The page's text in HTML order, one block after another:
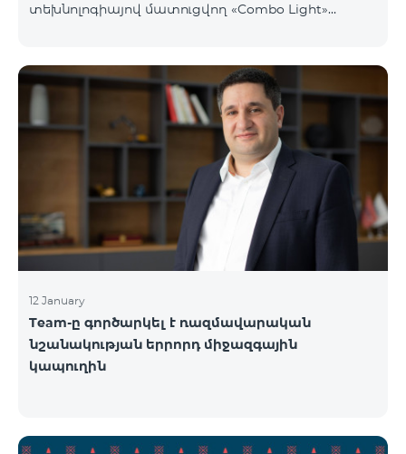
տեխնոլոգիայով մատուցվող «Combo Light»
Մարզային 6900» սակագնային փաթեթով։ Այլ
սակագնային փաթեթի անցում կատարելու
համար կարող եք մոտենալ վաճառքի և
սպասարկման գրասենյակներ:
12 January
Team-ը գործարկել է ռազմավարական
նշանակության երրորդ միջազգային
կապուղին